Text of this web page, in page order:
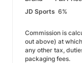
JD Sports 6%
Commission is
out above) at
any other tax,
packaging fees.